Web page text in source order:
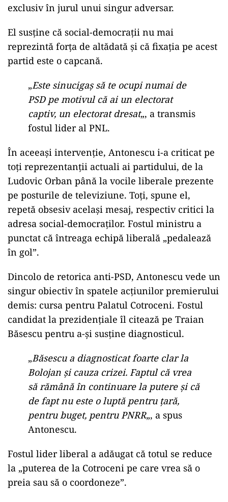
exclusiv în jurul unui singur adversar.
El susține că social-democrații nu mai
reprezintă forța de altădată și că fixația pe acest
partid este o capcană.
„Este sinucigaș să te ocupi numai de
PSD pe motivul că ai un electorat
captiv, un electorat dresat„, a transmis
fostul lider al PNL.
În aceeași intervenție, Antonescu i-a criticat pe
toți reprezentanții actuali ai partidului, de la
Ludovic Orban până la vocile liberale prezente
pe posturile de televiziune. Toți, spune el,
repetă obsesiv același mesaj, respectiv critici la
adresa social-democraților. Fostul ministru a
punctat că întreaga echipă liberală „pedalează
în gol”.
Dincolo de retorica anti-PSD, Antonescu vede un
singur obiectiv în spatele acțiunilor premierului
demis: cursa pentru Palatul Cotroceni. Fostul
candidat la prezidențiale îl citează pe Traian
Băsescu pentru a-și susține diagnosticul.
„Băsescu a diagnosticat foarte clar la
Bolojan și cauza crizei. Faptul că vrea
să rămână în continuare la putere și că
de fapt nu este o luptă pentru țară,
pentru buget, pentru PNRR„, a spus
Antonescu.
Fostul lider liberal a adăugat că totul se reduce
la „puterea de la Cotroceni pe care vrea să o
preia sau să o coordoneze”.